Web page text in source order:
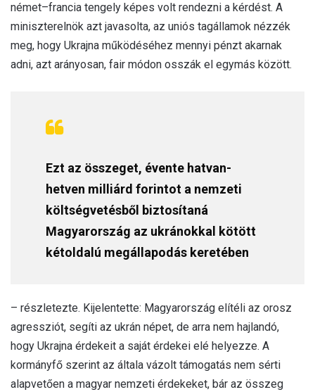
német–francia tengely képes volt rendezni a kérdést. A
miniszterelnök azt javasolta, az uniós tagállamok nézzék
meg, hogy Ukrajna működéséhez mennyi pénzt akarnak
adni, azt arányosan, fair módon osszák el egymás között.
Ezt az összeget, évente hatvan-
hetven milliárd forintot a nemzeti
költségvetésből biztosítaná
Magyarország az ukránokkal kötött
kétoldalú megállapodás keretében
– részletezte. Kijelentette: Magyarország elítéli az orosz
agressziót, segíti az ukrán népet, de arra nem hajlandó,
hogy Ukrajna érdekeit a saját érdekei elé helyezze. A
kormányfő szerint az általa vázolt támogatás nem sérti
alapvetően a magyar nemzeti érdekeket, bár az összeg